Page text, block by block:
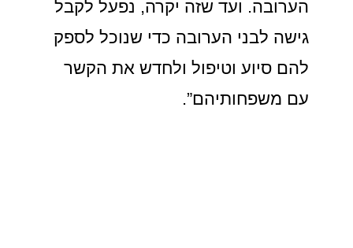
הערובה. ועד שזה יקרה, נפעל לקבל
גישה לבני הערובה כדי שנוכל לספק
להם סיוע וטיפול ולחדש את הקשר
עם משפחותיהם”.